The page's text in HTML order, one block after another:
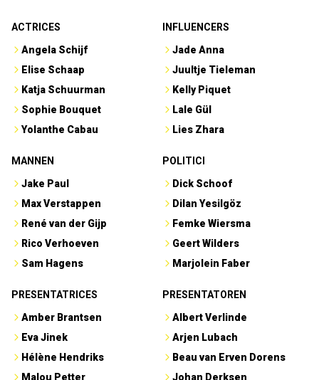
ACTRICES
Angela Schijf
Elise Schaap
Katja Schuurman
Sophie Bouquet
Yolanthe Cabau
INFLUENCERS
Jade Anna
Juultje Tieleman
Kelly Piquet
Lale Gül
Lies Zhara
MANNEN
Jake Paul
Max Verstappen
René van der Gijp
Rico Verhoeven
Sam Hagens
POLITICI
Dick Schoof
Dilan Yesilgöz
Femke Wiersma
Geert Wilders
Marjolein Faber
PRESENTATRICES
Amber Brantsen
Eva Jinek
Hélène Hendriks
Malou Petter
PRESENTATOREN
Albert Verlinde
Arjen Lubach
Beau van Erven Dorens
Johan Derksen